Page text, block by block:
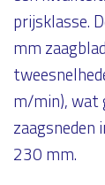
prijsklasse.
mm
m/min), wat
230 mm.